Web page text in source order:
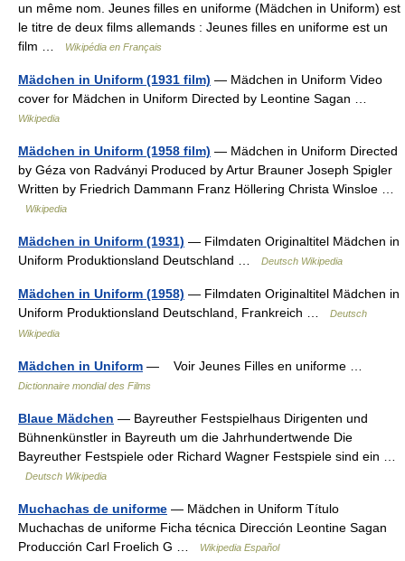
un même nom. Jeunes filles en uniforme (Mädchen in Uniform) est
le titre de deux films allemands : Jeunes filles en uniforme est un
film …
Wikipédia en Français
Mädchen in Uniform (1931 film) — Mädchen in Uniform Video
cover for Mädchen in Uniform Directed by Leontine Sagan …
Wikipedia
Mädchen in Uniform (1958 film) — Mädchen in Uniform Directed
by Géza von Radványi Produced by Artur Brauner Joseph Spigler
Written by Friedrich Dammann Franz Höllering Christa Winsloe …
Wikipedia
Mädchen in Uniform (1931) — Filmdaten Originaltitel Mädchen in
Uniform Produktionsland Deutschland …
Deutsch Wikipedia
Mädchen in Uniform (1958) — Filmdaten Originaltitel Mädchen in
Uniform Produktionsland Deutschland, Frankreich …
Deutsch
Wikipedia
Mädchen in Uniform — Voir Jeunes Filles en uniforme …
Dictionnaire mondial des Films
Blaue Mädchen — Bayreuther Festspielhaus Dirigenten und
Bühnenkünstler in Bayreuth um die Jahrhundertwende Die
Bayreuther Festspiele oder Richard Wagner Festspiele sind ein …
Deutsch Wikipedia
Muchachas de uniforme — Mädchen in Uniform Título
Muchachas de uniforme Ficha técnica Dirección Leontine Sagan
Producción Carl Froelich G …
Wikipedia Español